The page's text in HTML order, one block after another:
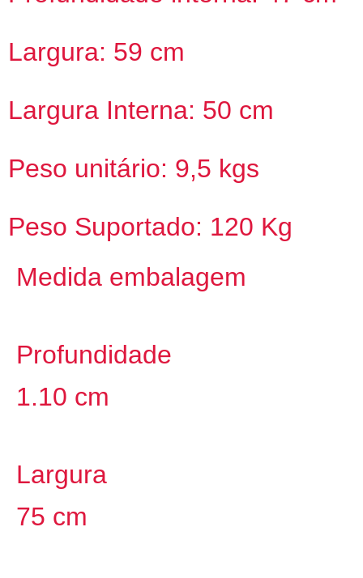
Largura: 59 cm
Largura Interna: 50 cm
Peso unitário: 9,5 kgs
Peso Suportado: 120 Kg
Medida embalagem
Profundidade
1.10 cm
Largura
75 cm